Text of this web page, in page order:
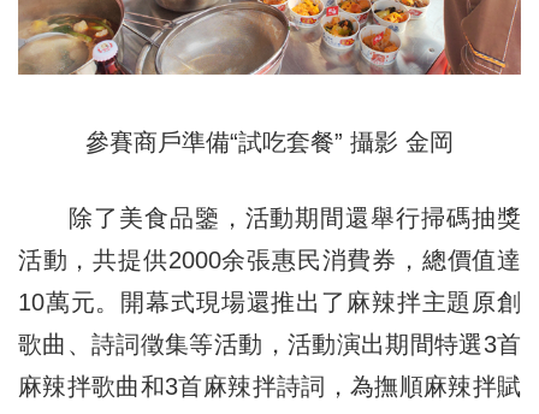
參賽商戶準備“試吃套餐” 攝影 金岡
除了美食品鑒，活動期間還舉行掃碼抽獎
活動，共提供2000余張惠民消費券，總價值達
10萬元。開幕式現場還推出了麻辣拌主題原創
歌曲、詩詞徵集等活動，活動演出期間特選3首
麻辣拌歌曲和3首麻辣拌詩詞，為撫順麻辣拌賦